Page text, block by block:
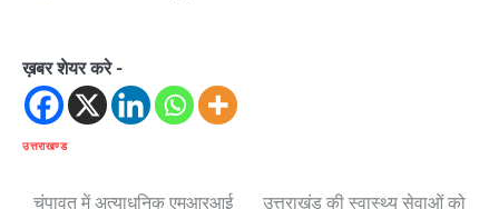
ख़बर शेयर करे -
उत्तराखण्ड
चंपावत में अत्याधुनिक एमआरआई उत्तराखंड की स्वास्थ्य सेवाओं को